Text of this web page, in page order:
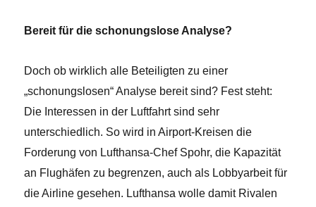
Bereit für die schonungslose Analyse?
Doch ob wirklich alle Beteiligten zu einer
„schonungslosen“ Analyse bereit sind? Fest steht:
Die Interessen in der Luftfahrt sind sehr
unterschiedlich. So wird in Airport-Kreisen die
Forderung von Lufthansa-Chef Spohr, die Kapazität
an Flughäfen zu begrenzen, auch als Lobbyarbeit für
die Airline gesehen. Lufthansa wolle damit Rivalen